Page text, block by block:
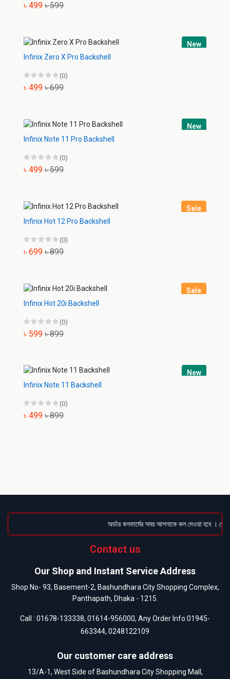
৳ 499 ৳ 599
New
Infinix Zero X Pro Backshell
(0)
৳ 499 ৳ 699
New
Infinix Note 11 Pro Backshell
(0)
৳ 499 ৳ 599
Sale
Infinix Hot 12 Pro Backshell
(0)
৳ 699 ৳ 899
Sale
Infinix Hot 20i Backshell
(0)
৳ 599 ৳ 899
New
Infinix Note 11 Backshell
(0)
৳ 499 ৳ 899
অর্ডার কনফার্মের সময় আপনাকে কল দেওয়া হবে ।
Contact us
Our Shop and Instant Service Address
Shop No- 93, Basement-2, Bashundhara City Shopping Complex,
Panthapath, Dhaka - 1215.
Call : 01678-133338, 01614-956000, Any Order Info:01945-
663344, 0248122109
Our customer care address
13/A-1, West Side of Bashundhara City Shopping Mall,